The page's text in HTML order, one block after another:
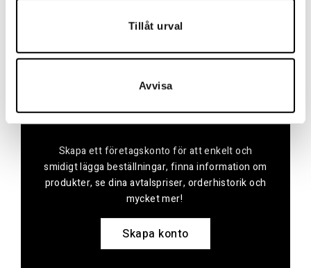
Tillåt urval
Avvisa
Skapa konto
Skapa ett företagskonto för att enkelt och
smidigt lägga beställningar, finna information om
produkter, se dina avtalspriser, orderhistorik och
mycket mer!
Skapa konto